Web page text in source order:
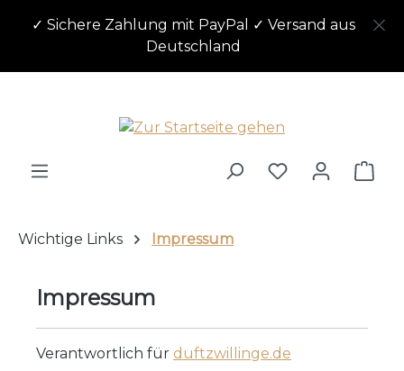
Zum Hauptinhalt springen
✓ Sichere Zahlung mit PayPal ✓ Versand aus
Deutschland
Wichtige Links Impressum
Impressum
Verantwortlich für duftzwillinge.de